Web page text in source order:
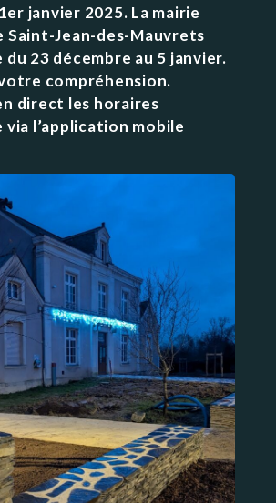
janvier 2025. La mairie
Saint-Jean-des-Mauvrets
du 23 décembre au 5 janvier.
compréhension.
direct les horaires
via l’application mobile